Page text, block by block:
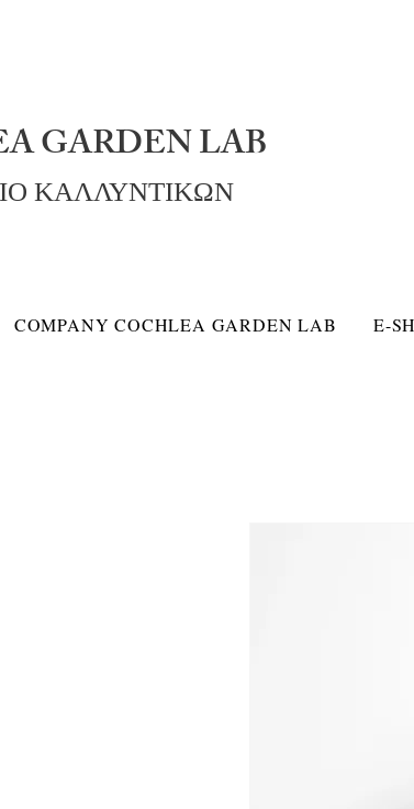
GARDEN LAB
ΚΑΛΛΥΝΤΙΚΩΝ
COMPANY COCHLEA GARDEN LAB E-